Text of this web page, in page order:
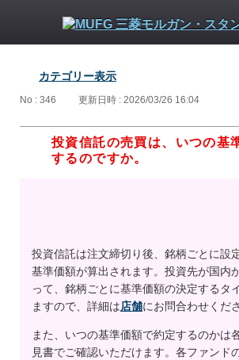
カテゴリー表示
No : 346 更新日時 : 2026/03/26 16:04
投資信託の売買は、いつの基
するのですか。
投資信託は注文締切り後、銘柄ごとに設
基準価額が算出されます。投資先が国内
って、銘柄ごとに基準価額の決定するタ
ますので、詳細は店舗にお問合わせくだ
また、いつの基準価額で約定するのかは
見書でご確認いただけます。各ファンド